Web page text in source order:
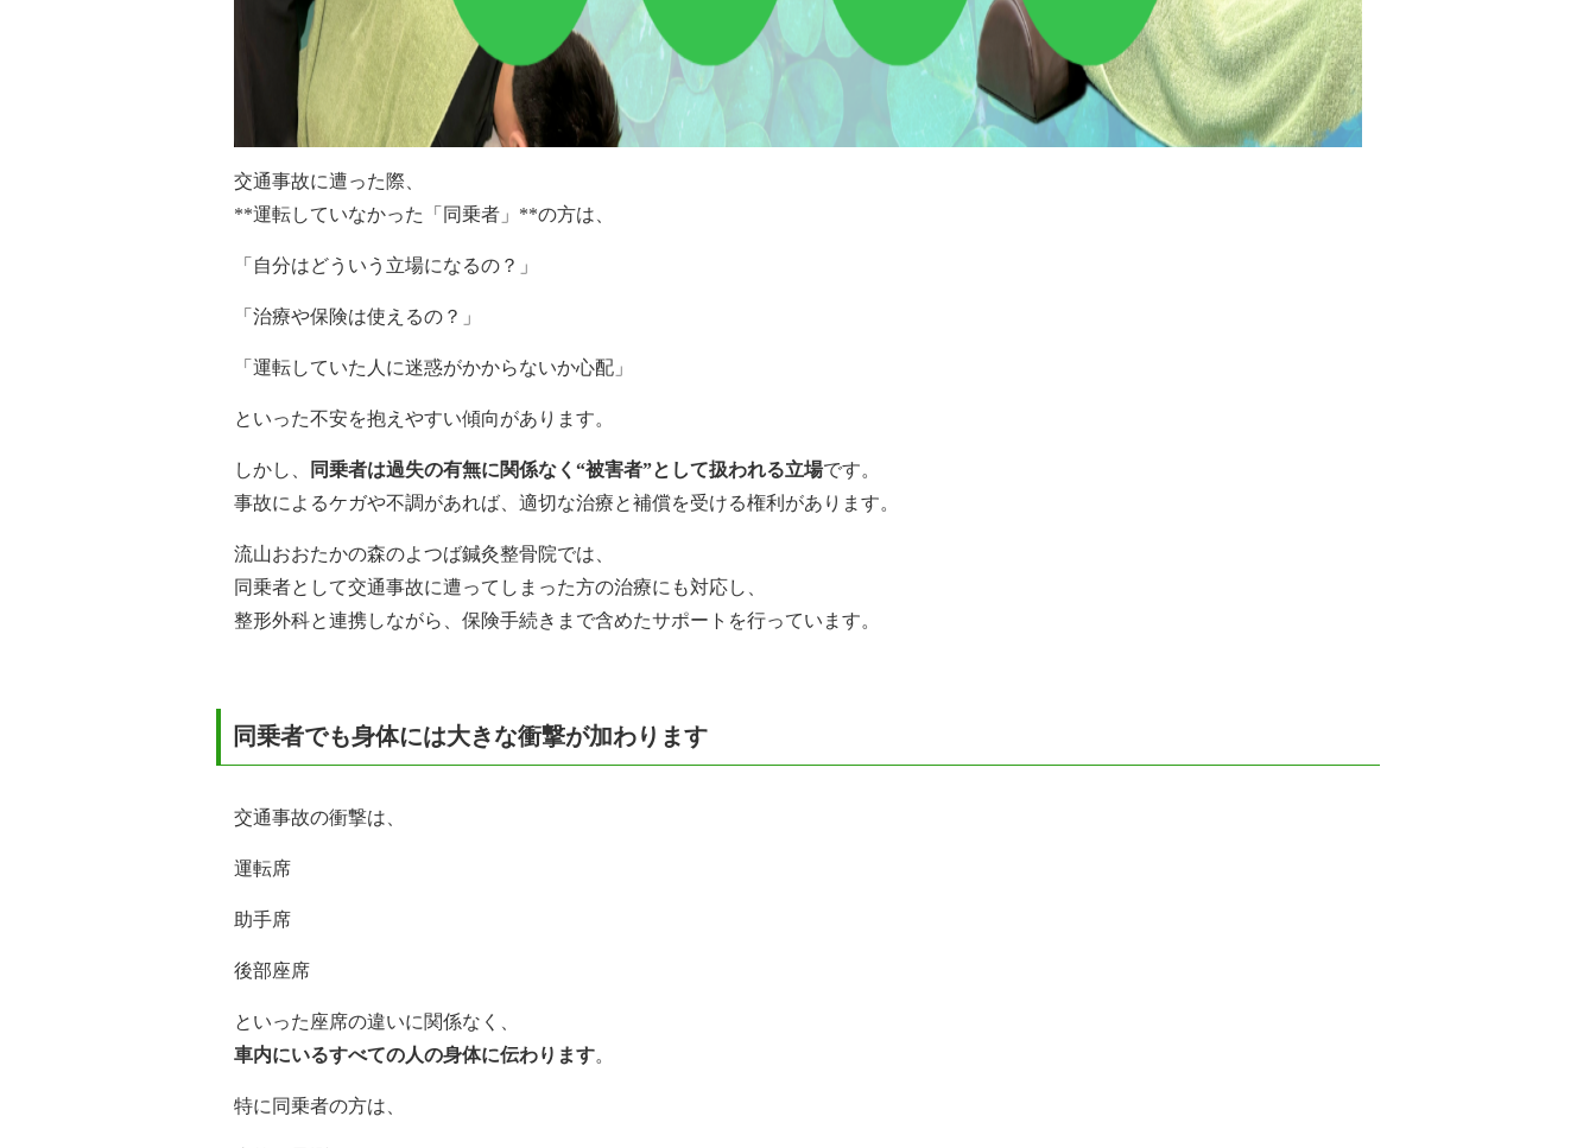
交通事故に遭った際、
**運転していなかった「同乗者」**の方は、
「自分はどういう立場になるの？」
「治療や保険は使えるの？」
「運転していた人に迷惑がかからないか心配」
といった不安を抱えやすい傾向があります。
しかし、 同乗者は過失の有無に関係なく“被害者”として扱われる立場です。
事故によるケガや不調があれば、適切な治療と補償を受ける権利があります。
流山おおたかの森のよつば鍼灸整骨院では、
同乗者として交通事故に遭ってしまった方の治療にも対応し、
整形外科と連携しながら、保険手続きまで含めたサポートを行っています。
同乗者でも身体には大きな衝撃が加わります
交通事故の衝撃は、
運転席
助手席
後部座席
といった座席の違いに関係なく、
車内にいるすべての人の身体に伝わります。
特に同乗者の方は、